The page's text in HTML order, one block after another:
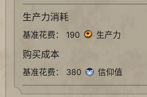
生产力消耗
基准花费： 190 生产力
购买成本
基准花费： 380 信仰值